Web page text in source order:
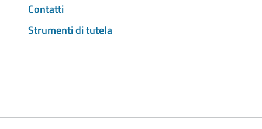
Contatti
Strumenti di tutela